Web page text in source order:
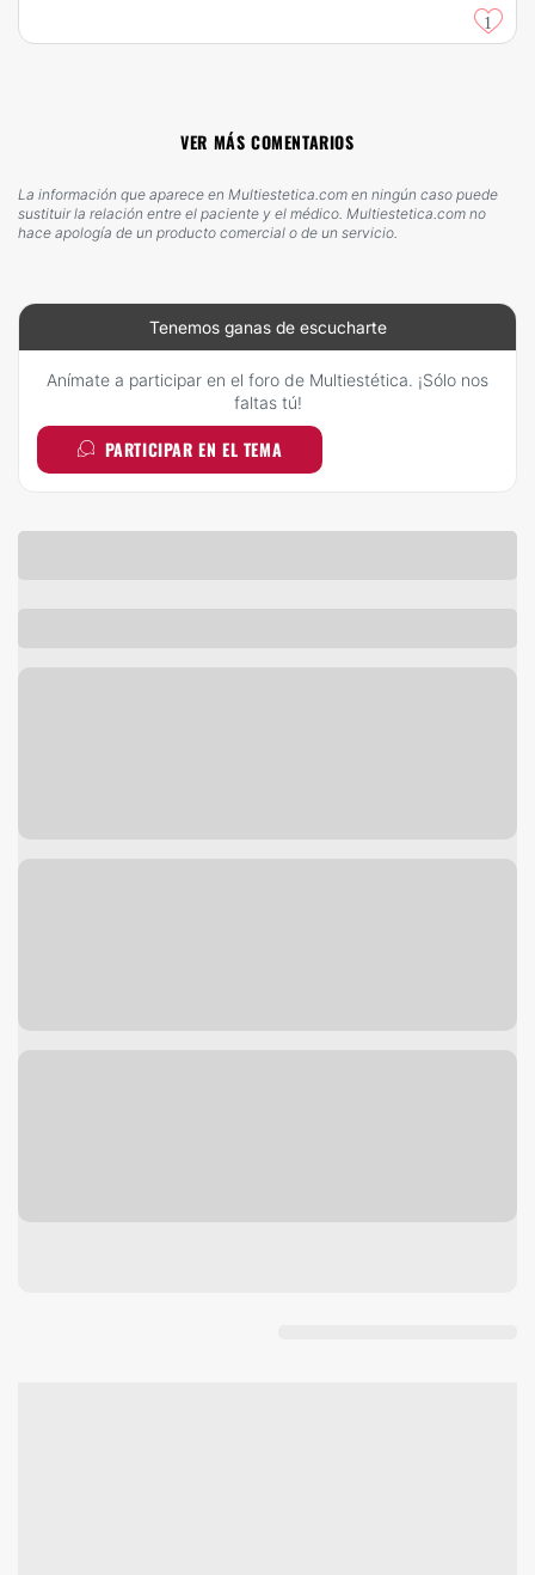
1
VER MÁS COMENTARIOS
La información que aparece en Multiestetica.com en ningún caso puede
sustituir la relación entre el paciente y el médico. Multiestetica.com no
hace apología de un producto comercial o de un servicio.
Tenemos ganas de escucharte
Anímate a participar en el foro de Multiestética. ¡Sólo nos
faltas tú!
PARTICIPAR EN EL TEMA